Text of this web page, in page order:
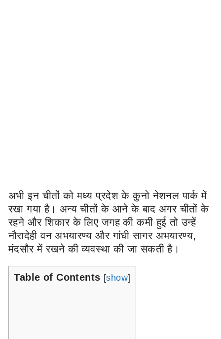
अभी इन चीतों को मध्य प्रदेश के कुनो नेशनल पार्क में
रखा गया है। अन्य चीतों के आने के बाद अगर चीतों के
रहने और शिकार के लिए जगह की कमी हुई तो उन्हें
नौरादेही वन अभयारण्य और गांधी सागर अभयारण्य,
मंदसौर में रखने की व्यवस्था की जा सकती है।
Table of Contents [show]